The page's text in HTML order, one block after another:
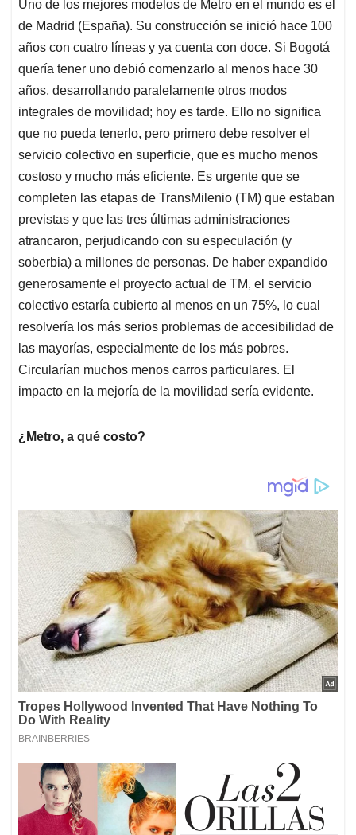
p
k
n
Uno de los mejores modelos de Metro en el mundo es el
de Madrid (España). Su construcción se inició hace 100
años con cuatro líneas y ya cuenta con doce. Si Bogotá
quería tener uno debió comenzarlo al menos hace 30
años, desarrollando paralelamente otros modos
integrales de movilidad; hoy es tarde. Ello no significa
que no pueda tenerlo, pero primero debe resolver el
servicio colectivo en superficie, que es mucho menos
costoso y mucho más eficiente. Es urgente que se
completen las etapas de TransMilenio (TM) que estaban
previstas y que las tres últimas administraciones
atrancaron, perjudicando con su especulación (y
soberbia) a millones de personas. De haber expandido
generosamente el proyecto actual de TM, el servicio
colectivo estaría cubierto al menos en un 75%, lo cual
resolvería los más serios problemas de accesibilidad de
las mayorías, especialmente de los más pobres.
Circularían muchos menos carros particulares. El
impacto en la mejoría de la movilidad sería evidente.
¿Metro, a qué costo?